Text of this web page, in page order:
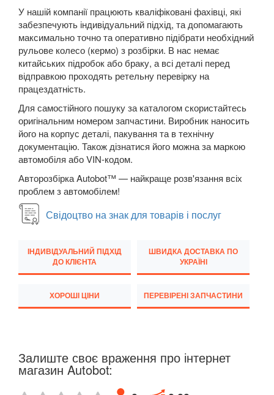
Mustang VI (S550)
Mustang Mach-E
S-Max Mk1 (CA1)
S-Max Mk2
Transit V
Transit VI (V347/V348)
Transit VII
Transit Connect Mk1 (V227, TC7, PU2)
Transit Connect Mk2
Transit Custom Mk1
HONDA
JEEP
У нашій компанії працюють кваліфіковані фахівці, які
забезпечують індивідуальний підхід, та допомагають
максимально точно та оперативно підібрати необхідний
рульове колесо (кермо) з розбірки. В нас немає
китайських підробок або браку, а всі деталі перед
відправкою проходять ретельну перевірку на
працездатність.
Для самостійного пошуку за каталогом скористайтесь
оригінальним номером запчастини. Виробник наносить
його на корпус деталі, пакування та в технічну
документацію. Також дізнатися його можна за маркою
автомобіля або VIN-кодом.
Авторозбірка Autobot™ — найкраще розв'язання всіх
проблем з автомобілем!
Свідоцтво на знак для товарів і послуг
ІНДИВІДУАЛЬНИЙ ПІДХІД
ДО КЛІЄНТА
ШВИДКА ДОСТАВКА ПО
УКРАЇНІ
ХОРОШІ ЦІНИ ПЕРЕВІРЕНІ ЗАПЧАСТИНИ
Залиште своє враження про інтернет
магазин Autobot: